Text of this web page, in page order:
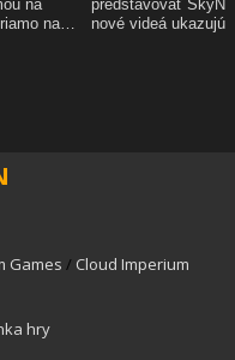
Games / Cloud Imperium
hry